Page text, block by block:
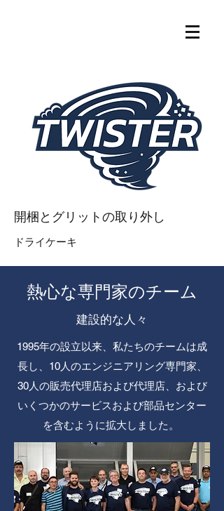
開梱とグリットの取り外し
ドライケーキ
熱心な専門家のチーム
建設的な人々
1995年の設立以来、私たちのチームは成
長し、10人のエンジニアリング専門家、
30人の販売代理店および代理店、および
いくつかのサービスおよび部品センター
を含むように拡大しました。